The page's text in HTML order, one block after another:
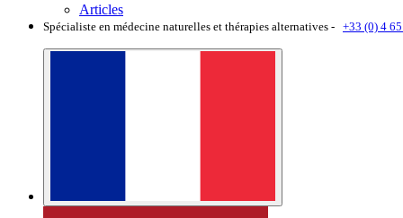
Articles
Spécialiste en médecine naturelles et thérapies alternatives - +33 (0) 4